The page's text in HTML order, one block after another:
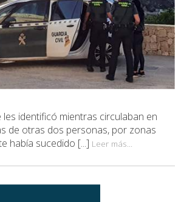
les identificó mientras circulaban en
de otras dos personas, por zonas
había sucedido [...] Leer más...